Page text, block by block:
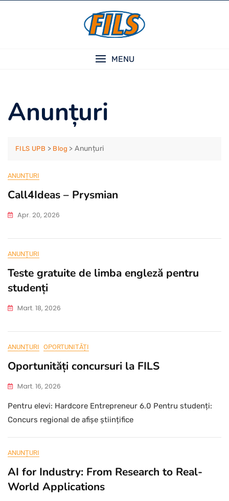
MENU
Anunțuri
FILS UPB > Blog >Anunțuri
ANUNȚURI
Call4Ideas – Prysmian
Apr. 20, 2026
ANUNȚURI
Teste gratuite de limba engleză pentru
studenți
Mart. 18, 2026
ANUNȚURI OPORTUNITĂȚI
Oportunități concursuri la FILS
Mart. 16, 2026
Pentru elevi: Hardcore Entrepreneur 6.0 Pentru studenți:
Concurs regional de afișe științifice
ANUNȚURI
AI for Industry: From Research to Real-
World Applications